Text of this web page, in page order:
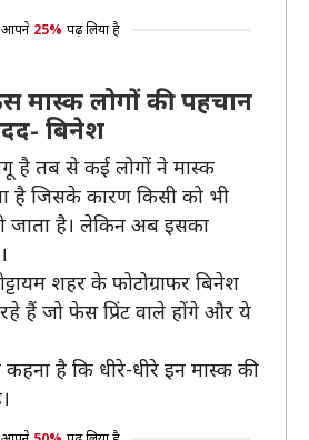
आपने 25% पढ़ लिया है
मास्क लोगों की पहचान
बिनेश
है तब से कई लोगों ने मास्क
है जिसके कारण किसी को भी
जाता है। लेकिन अब इसका
शहर के फोटोग्राफर बिनेश
हैं जो फेस प्रिंट वाले होंगे और ये
है कि धीरे-धीरे इन मास्क की